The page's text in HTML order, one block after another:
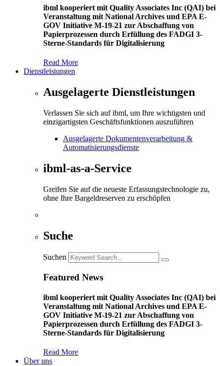
ibml kooperiert mit Quality Associates Inc (QAI) bei
Veranstaltung mit National Archives und EPA E-
GOV Initiative M-19-21 zur Abschaffung von
Papierprozessen durch Erfüllung des FADGI 3-
Sterne-Standards für Digitalisierung
Read More
Dienstleistungen
Ausgelagerte Dienstleistungen
Verlassen Sie sich auf ibml, um Ihre wichtigsten und
einzigartigsten Geschäftsfunktionen auszuführen
Ausgelagerte Dokumentenverarbeitung &
Automatisierungsdienste
ibml-as-a-Service
Greifen Sie auf die neueste Erfassungstechnologie zu,
ohne Ihre Bargeldreserven zu erschöpfen
Suche
Suchen
Featured News
ibml kooperiert mit Quality Associates Inc (QAI) bei
Veranstaltung mit National Archives und EPA E-
GOV Initiative M-19-21 zur Abschaffung von
Papierprozessen durch Erfüllung des FADGI 3-
Sterne-Standards für Digitalisierung
Read More
Über uns